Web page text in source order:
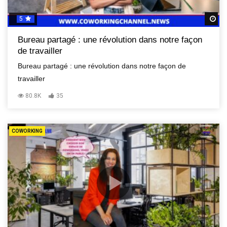
5
Bureau partagé : une révolution dans notre façon
de travailler
Bureau partagé : une révolution dans notre façon de
travailler
80.8K 35
COWORKING